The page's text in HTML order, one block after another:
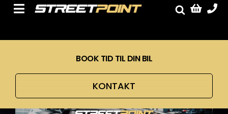
content
Toggle
Tuning
BOOK TID TIL DIN BIL
KONTAKT